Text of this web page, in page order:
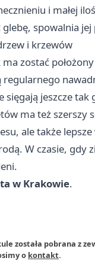
i małej
spowalnia
i krzewów
zostać
jeszcze
ma też szerszy
ale także
W czasie,
w Krakowie.
została pobrana z
o kontakt.